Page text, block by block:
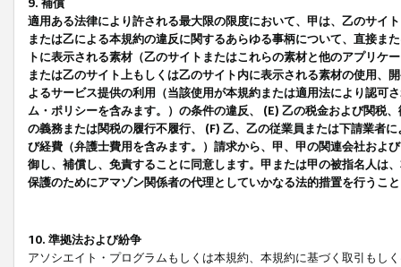
9. 補償
適用ある法律により許される最大限の限度において、甲は、乙のサイ
または乙による本規約の違反に関するあらゆる事柄について、直接ま
トに表示される素材（乙のサイトまたはこれらの素材と他のアプリ
または乙のサイト上もしくは乙のサイト内に表示される素材の使用、
よるサービス提供の利用（当該使用が本規約または適用法により認可
ム・ポリシーを含みます。）の条件の違反、 (E) 乙の税金および関税
の義務または関税の履行不履行、 (F) 乙、乙の従業員または下請業者
び経費（弁護士費用を含みます。）請求から、甲、甲の関連会社およ
御し、補償し、免責することに同意します。甲または甲の被指名人は
保護のためにアマゾン関係者の代理としていかなる法的措置を行うこ
10. 準拠法および紛争
アソシエイト・プログラムもしくは本規約、本規約に基づく取引もし